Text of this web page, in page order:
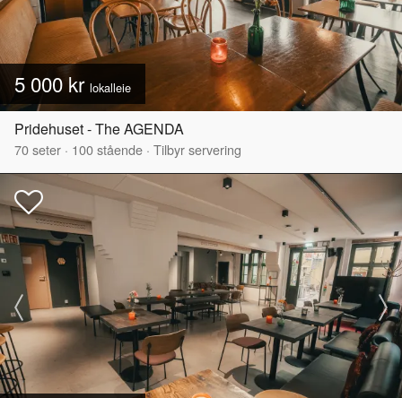
5 000 kr lokalleie
Pridehuset - The AGENDA
70seter · 100stående · Tilbyr servering